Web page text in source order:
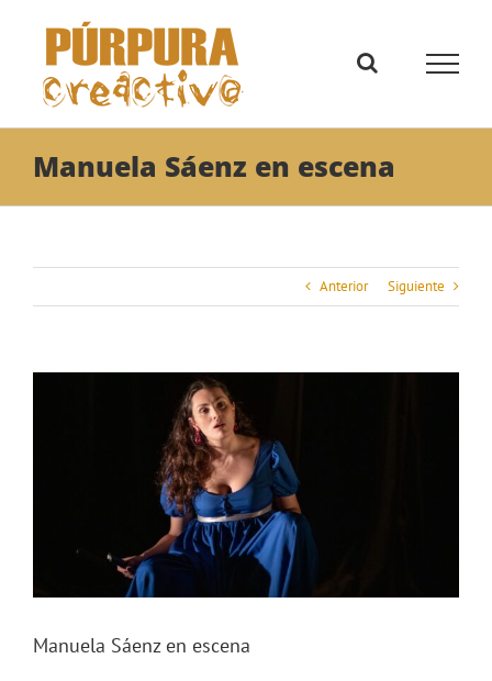
contenido
Manuela Sáenz en escena
Anterior Siguiente
Manuela Sáenz en escena